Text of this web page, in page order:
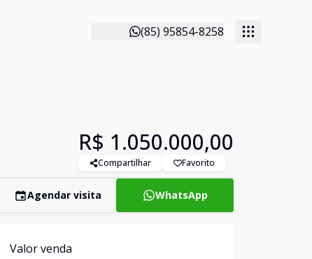
(85) 95854-8258
R$ 1.050.000,00
Compartilhar Favorito
Agendar visita WhatsApp
Valor venda